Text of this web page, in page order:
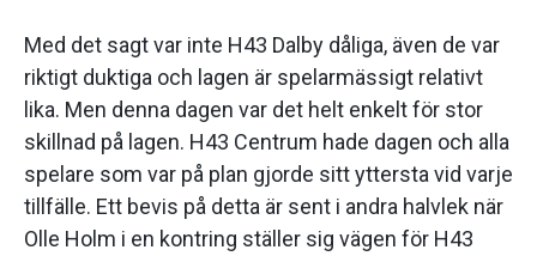
Med det sagt var inte H43 Dalby dåliga, även de var
riktigt duktiga och lagen är spelarmässigt relativt
lika. Men denna dagen var det helt enkelt för stor
skillnad på lagen. H43 Centrum hade dagen och alla
spelare som var på plan gjorde sitt yttersta vid varje
tillfälle. Ett bevis på detta är sent i andra halvlek när
Olle Holm i en kontring ställer sig vägen för H43